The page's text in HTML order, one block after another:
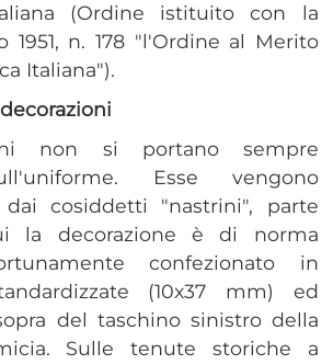
(Ordine istituito con la
1951, n. 178 "l'Ordine al Merito
Italiana").
non si portano sempre
Esse vengono
dai cosiddetti "nastrini", parte
la decorazione è di norma
confezionato in
(10x37 mm) ed
del taschino sinistro della
Sulle tenute storiche a